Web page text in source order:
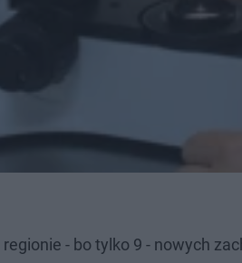
- bo tylko 9 - nowych